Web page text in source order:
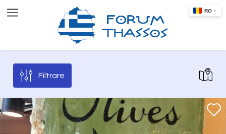
Filtrare